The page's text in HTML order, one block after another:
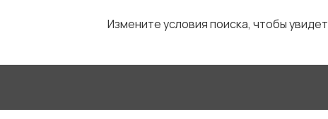
Измените условия поиска, чтобы